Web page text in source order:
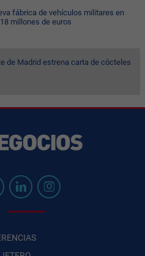
fábrica de vehículos militares en
millones de euros
de Madrid estrena carta de cócteles